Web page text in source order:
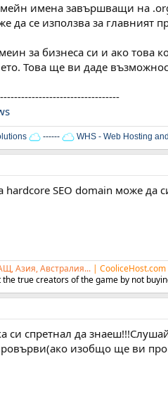
имена завършващи на .org
се използва за главният
за бизнеса си и ако това
Това ще ви даде
------ WHS - Web Hosting
hardcore SEO domain може да
Азия, Австралия... | CooliceHost.com
true creators of the game by not
си спретнал да
изобщо ще ви